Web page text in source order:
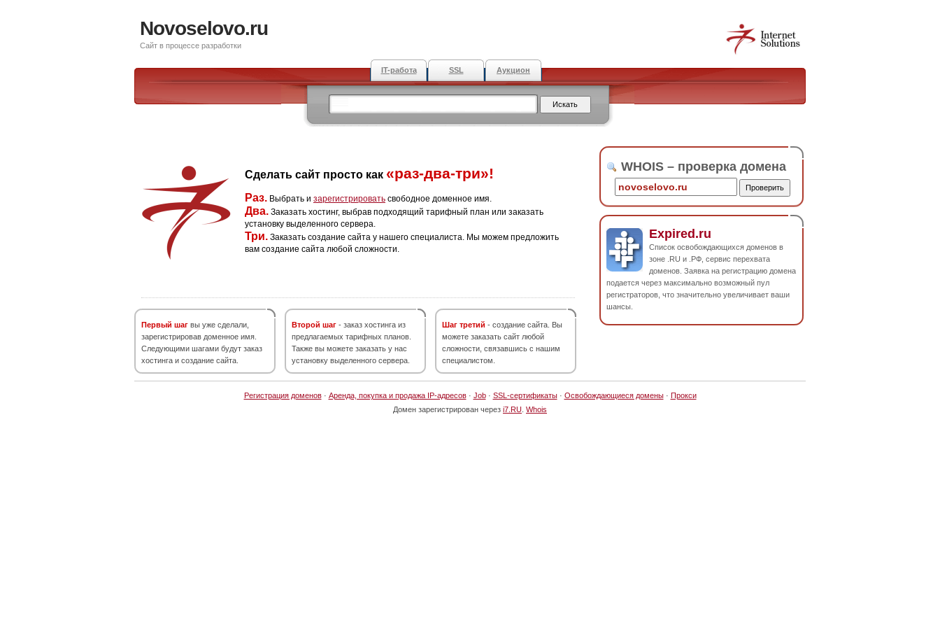
Novoselovo.ru
Сайт в процессе разработки
IT-работа SSL Аукцион
Сделать сайт просто как «раз-два-три»!
Раз. Выбрать и зарегистрировать свободное доменное имя.
Два. Заказать хостинг, выбрав подходящий тарифный план или заказать
установку выделенного сервера.
Три. Заказать создание сайта у нашего специалиста. Мы можем предложить
вам создание сайта любой сложности.
Первый шаг вы уже сделали,
зарегистрировав доменное имя.
Следующими шагами будут заказ
хостинга и создание сайта.
Второй шаг - заказ хостинга из
предлагаемых тарифных планов.
Также вы можете заказать у нас
установку выделенного сервера.
Шаг третий - создание сайта. Вы
можете заказать сайт любой
сложности, связавшись с нашим
специалистом.
WHOIS – проверка домена
Expired.ru
Список освобождающихся доменов в
зоне .RU и .РФ, сервис перехвата
доменов. Заявка на регистрацию домена
подается через максимально возможный пул
регистраторов, что значительно увеличивает ваши
шансы.
Регистрация доменов· Аренда, покупка и продажа IP-адресов· Job· SSL-сертификаты· Освобождающиеся домены· Прокси
Домен зарегистрирован через i7.RU Whois